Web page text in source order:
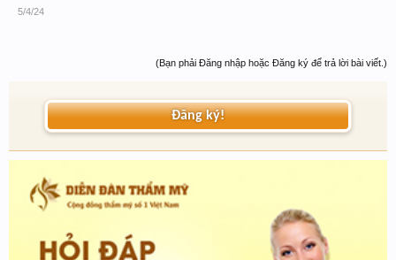
5/4/24
(Bạn phải Đăng nhập hoặc Đăng ký để trả lời bài viết.)
Đăng ký!